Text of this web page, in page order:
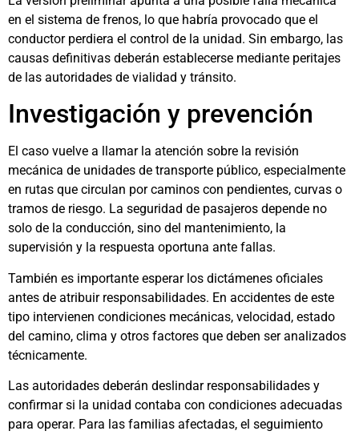
en el sistema de frenos, lo que habría provocado que el
conductor perdiera el control de la unidad. Sin embargo, las
causas definitivas deberán establecerse mediante peritajes
de las autoridades de vialidad y tránsito.
Investigación y prevención
El caso vuelve a llamar la atención sobre la revisión
mecánica de unidades de transporte público, especialmente
en rutas que circulan por caminos con pendientes, curvas o
tramos de riesgo. La seguridad de pasajeros depende no
solo de la conducción, sino del mantenimiento, la
supervisión y la respuesta oportuna ante fallas.
También es importante esperar los dictámenes oficiales
antes de atribuir responsabilidades. En accidentes de este
tipo intervienen condiciones mecánicas, velocidad, estado
del camino, clima y otros factores que deben ser analizados
técnicamente.
Las autoridades deberán deslindar responsabilidades y
confirmar si la unidad contaba con condiciones adecuadas
para operar. Para las familias afectadas, el seguimiento